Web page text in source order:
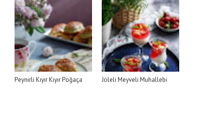
Peynirli Kıyır Kıyır Poğaça Jöleli Meyveli Muhallebi